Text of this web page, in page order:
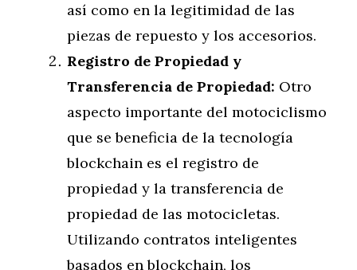
así como en la legitimidad de las
piezas de repuesto y los accesorios.
Registro de Propiedad y
Transferencia de Propiedad: Otro
aspecto importante del motociclismo
que se beneficia de la tecnología
blockchain es el registro de
propiedad y la transferencia de
propiedad de las motocicletas.
Utilizando contratos inteligentes
basados en blockchain, los